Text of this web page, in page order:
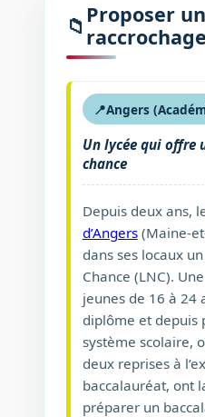
📁 Proposer
raccrochage
📍Angers
Un lycée qui offre
chance
Depuis deux ans,
d’Angers(Maine-
dans ses locaux
Chance (LNC).
jeunes de 16 à 24
diplôme et depuis
système scolaire,
deux reprises à
baccalauréat, ont
préparer un